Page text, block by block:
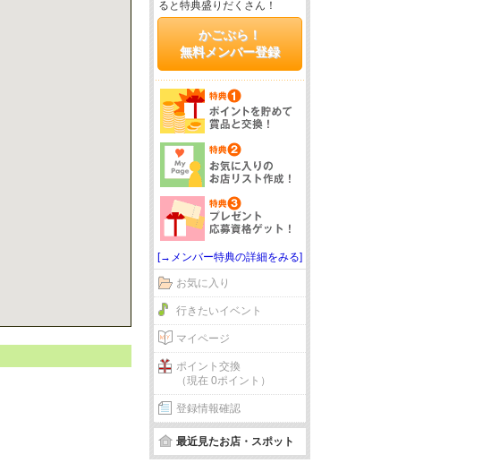
ると特典盛りだくさん！
かごぶら！
無料メンバー登録
[→メンバー特典の詳細をみる]
お気に入り
行きたいイベント
マイページ
ポイント交換
（現在 0ポイント）
登録情報確認
最近見たお店・スポット